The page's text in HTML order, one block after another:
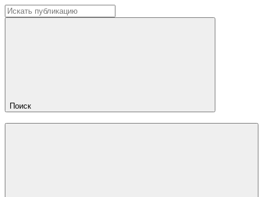
Поиск